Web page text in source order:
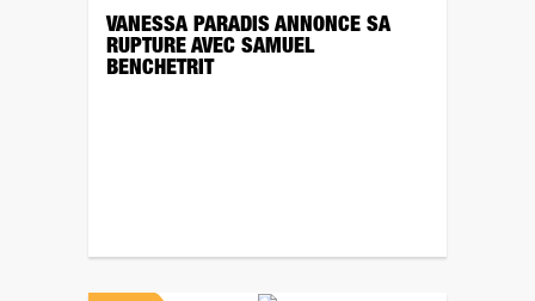
VANESSA PARADIS ANNONCE SA
RUPTURE AVEC SAMUEL
BENCHETRIT